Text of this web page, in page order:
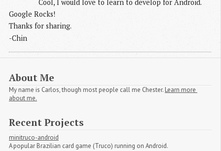
Cool, I would love to learn to develop for Android.
Google Rocks!
Thanks for sharing.
-Chin
About Me
My name is Carlos, though most people call me Chester. Learn more
about me.
Recent Projects
minitruco-android
A popular Brazilian card game (Truco) running on Android.